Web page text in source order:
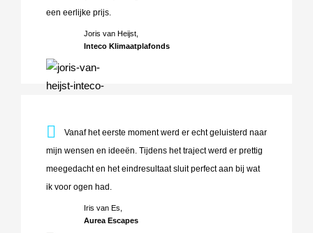
Joris van Heijst,
Inteco Klimaatplafonds
een eerlijke prijs.
Iris van Es,
Aurea Escapes
Vanaf het eerste moment werd er echt geluisterd naar
mijn wensen en ideeën. Tijdens het traject werd er prettig
meegedacht en het eindresultaat sluit perfect aan bij wat
ik voor ogen had.
Vanaf het eerste moment werd er echt geluisterd naar